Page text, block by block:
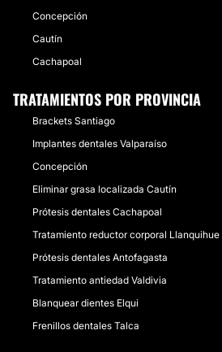
Concepción
Cautín
Cachapoal
TRATAMIENTOS POR PROVINCIA
Brackets Santiago
Implantes dentales Valparaíso
Concepción
Eliminar grasa localizada Cautín
Prótesis dentales Cachapoal
Tratamiento reductor corporal Llanquihue
Prótesis dentales Antofagasta
Tratamiento antiedad Valdivia
Blanquear dientes Elqui
Frenillos dentales Talca